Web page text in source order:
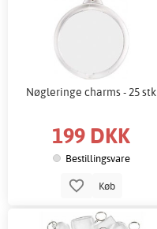
Nøgleringe charms - 25 stk
199 DKK
Bestillingsvare
Køb